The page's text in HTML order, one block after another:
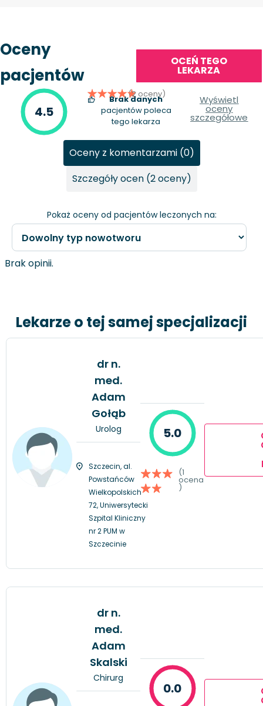
Oceny
pacjentów
OCEŃ TEGO
LEKARZA
4.5
(2 oceny)
Brak danych
pacjentów poleca
tego lekarza
Wyświetl
oceny
szczegółowe
Pokaż oceny od pacjentów leczonych na:
Oceny z komentarzami (0)
Szczegóły ocen (2 oceny)
Brak opinii.
Lekarze o tej samej specjalizacji
dr n.
med.
Adam
Gołąb
Urolog
Szczecin, al.
Powstańców
Wielkopolskich
72, Uniwersytecki
Szpital Kliniczny
nr 2 PUM w
Szczecinie
5.0
(1
ocena
)
dr n.
med.
Adam
Skalski
Chirurg
0.0